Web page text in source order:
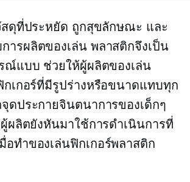
สดุที่ประหยัด ถูกสุขลักษณะ และ
ารผลิตของเล่น พลาสติกจึงเป็น
ณ์แบบ ช่วยให้ผู้ผลิตของเล่น
กเกอร์ที่มีรูปร่างหรือขนาดแทบทุก
ดประกายจินตนาการของเด็กๆ
ผลิตยังหันมาใช้การดำเนินการที่
อทำของเล่นฟิกเกอร์พลาสติก